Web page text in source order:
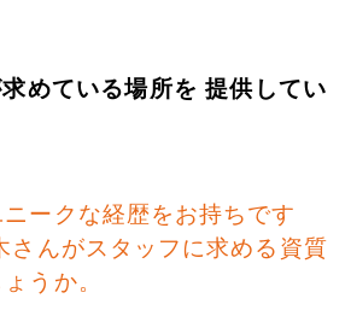
めている場所を 提供してい
ニークな経歴をお持ちです
さんがスタッフに求める資質
うか。